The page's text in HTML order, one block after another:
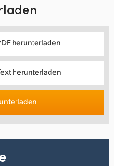
herunterladen
herunterladen